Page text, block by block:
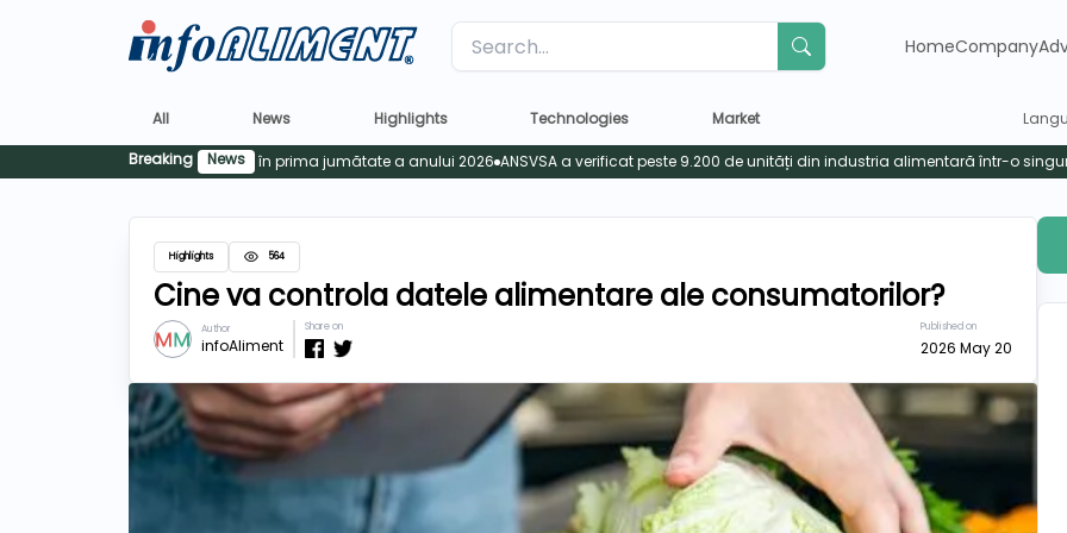
Label HomeCompany
All News Highlights Technologies Market
Breaking
News
Highlights 564
Cine va controla datele alimentare ale consumatorilor?
Author
infoAliment
Share on Published on
2026 May 20